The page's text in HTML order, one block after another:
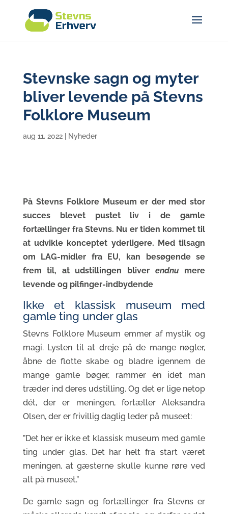
Stevnske sagn og myter
bliver levende på Stevns
Folklore Museum
aug 11, 2022| Nyheder
På Stevns Folklore Museum er der med stor
succes blevet pustet liv i de gamle
fortællinger fra Stevns. Nu er tiden kommet til
at udvikle konceptet yderligere. Med tilsagn
om LAG-midler fra EU, kan besøgende se
frem til, at udstillingen bliver endnu mere
levende og pilfinger-indbydende
Ikke et klassisk museum med
gamle ting under glas
Stevns Folklore Museum emmer af mystik og
magi. Lysten til at dreje på de mange nøgler,
åbne de flotte skabe og bladre igennem de
mange gamle bøger, rammer én idet man
træder ind deres udstilling. Og det er lige netop
dét, der er meningen, fortæller Aleksandra
Olsen, der er frivillig daglig leder på museet:
”Det her er ikke et klassisk museum med gamle
ting under glas. Det har helt fra start været
meningen, at gæsterne skulle kunne røre ved
alt på museet.”
De gamle sagn og fortællinger fra Stevns er